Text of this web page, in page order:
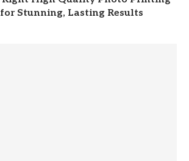
Stunning, Lasting Results